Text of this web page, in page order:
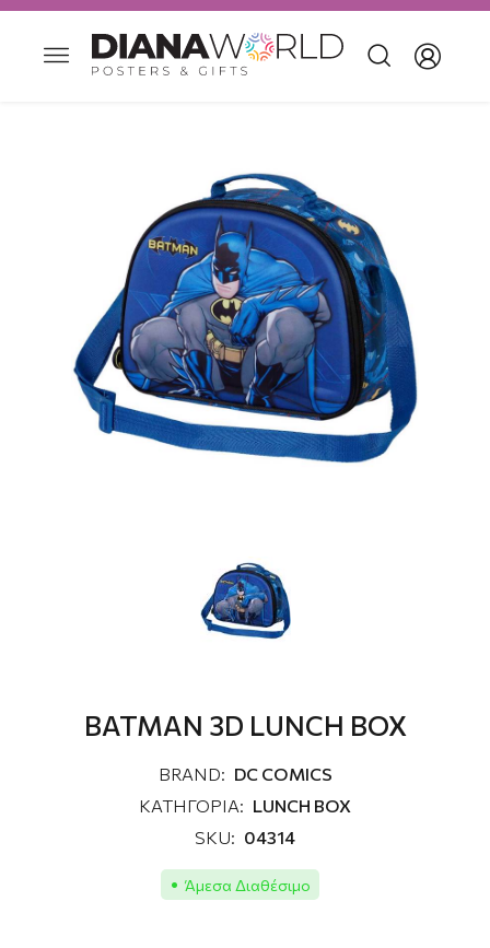
ΒΑΤΜΑΝ 3D LUNCH BOX
BRAND: DC COMICS
ΚΑΤΗΓΟΡΙΑ: LUNCH BOX
SKU: 04314
Άμεσα Διαθέσιμο